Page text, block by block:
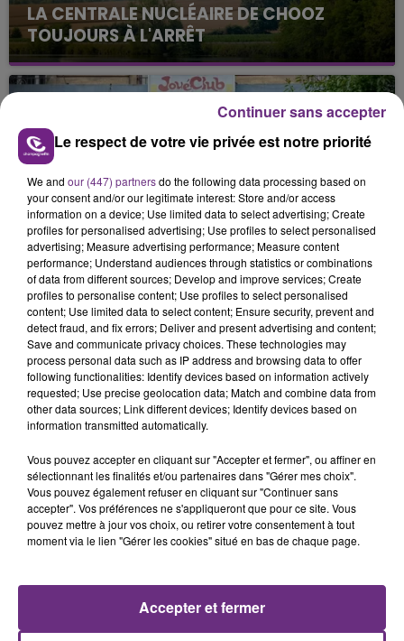
LA CENTRALE NUCLÉAIRE DE CHOOZ
TOUJOURS À L'ARRÊT
Cela fait déjà une semaine que la centrale
nucléaire ardennaise est à l'arrêt. Une situation
justifiée par la sécheresse intense qui est toujours
présente.
LE MAGASIN JOUÉCLUB DE REIMS FERME
SES PORTES
C'était l'une des institutions du centre-ville
rémois. Le magasin JouéClub est contraint de
fermer ses portes.
TITRES DIFFUSÉS
19h11
19h11
IMAGINE DRAGONS
Radioactive
19h08
19h08
ORIA
Le respect de votre vie privée est notre priorité
We and our (447) partnersdo the following data processing based on
your consent and/or our legitimate interest: Store and/or access
information on a device; Use limited data to select advertising; Create
profiles for personalised advertising; Use profiles to select personalised
advertising; Measure advertising performance; Measure content
performance; Understand audiences through statistics or combinations
of data from different sources; Develop and improve services; Create
profiles to personalise content; Use profiles to select personalised
content; Use limited data to select content; Ensure security, prevent and
detect fraud, and fix errors; Deliver and present advertising and content;
Save and communicate privacy choices. These technologies may
process personal data such as IP address and browsing data to offer
following functionalities: Identify devices based on information actively
requested; Use precise geolocation data; Match and combine data from
other data sources; Link different devices; Identify devices based on
information transmitted automatically.
Vous pouvez accepter en cliquant sur "Accepter et fermer", ou affiner en
sélectionnant les finalités et/ou partenaires dans "Gérer mes choix".
Vous pouvez également refuser en cliquant sur "Continuer sans
accepter". Vos préférences ne s'appliqueront que pour ce site. Vous
pouvez mettre à jour vos choix, ou retirer votre consentement à tout
moment via le lien "Gérer les cookies" situé en bas de chaque page.
Accepter et fermer
Continuer sans accepter